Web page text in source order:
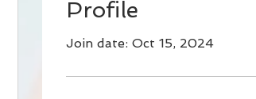
Profile
Join date: Oct 15, 2024